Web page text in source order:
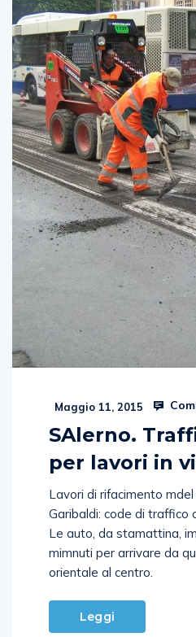
Maggio 11, 2015
SAlerno.
per lavori in
Lavori di rifacimento
Garibaldi: code di traffico
Le auto, da stamattina,
mimnuti per arrivare da
orientale al centro.
Leggi